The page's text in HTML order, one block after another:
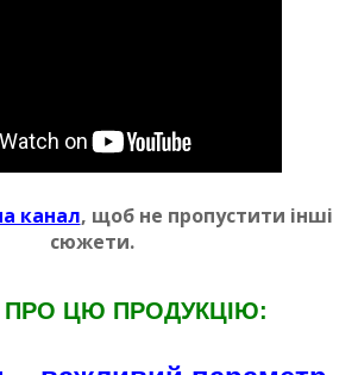
канал, щоб не пропустити iншi
сюжети.
ПРО ЦЮ ПРОДУКЦIЮ: